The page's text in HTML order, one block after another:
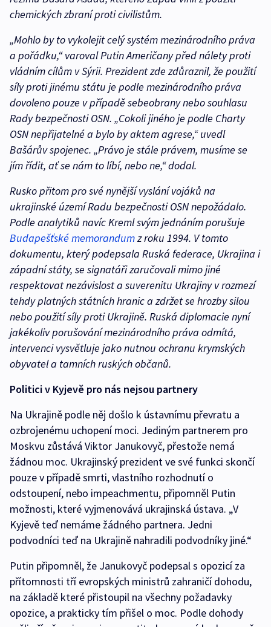
chemických zbraní proti civilistům.
„Mohlo by to vykolejit celý systém mezinárodního práva
a pořádku,“ varoval Putin Američany před nálety proti
vládním cílům v Sýrii. Prezident zde zdůraznil, že použití
síly proti jinému státu je podle mezinárodního práva
dovoleno pouze v případě sebeobrany nebo souhlasu
Rady bezpečnosti OSN. „Cokoli jiného je podle Charty
OSN nepřijatelné a bylo by aktem agrese,“ uvedl
Bašárův spojenec. „Právo je stále právem, musíme se
jím řídit, ať se nám to líbí, nebo ne,“ dodal.
Rusko přitom pro své nynější vyslání vojáků na
ukrajinské území Radu bezpečnosti OSN nepožádalo.
Podle analytiků navíc Kreml svým jednáním porušuje
Budapešťské memorandumz roku 1994. V tomto
dokumentu, který podepsala Ruská federace, Ukrajina i
západní státy, se signatáři zaručovali mimo jiné
respektovat nezávislost a suverenitu Ukrajiny v rozmezí
tehdy platných státních hranic a zdržet se hrozby silou
nebo použití síly proti Ukrajině. Ruská diplomacie nyní
jakékoliv porušování mezinárodního práva odmítá,
intervenci vysvětluje jako nutnou ochranu krymských
obyvatel a tamních ruských občanů.
Politici v Kyjevě pro nás nejsou partnery
Na Ukrajině podle něj došlo k ústavnímu převratu a
ozbrojenému uchopení moci. Jediným partnerem pro
Moskvu zůstává Viktor Janukovyč, přestože nemá
žádnou moc. Ukrajinský prezident ve své funkci skončí
pouze v případě smrti, vlastního rozhodnutí o
odstoupení, nebo impeachmentu, připomněl Putin
možnosti, které vyjmenovává ukrajinská ústava. „V
Kyjevě teď nemáme žádného partnera. Jedni
podvodníci teď na Ukrajině nahradili podvodníky jiné.“
Putin připomněl, že Janukovyč podepsal s opozicí za
přítomnosti tří evropských ministrů zahraničí dohodu,
na základě které přistoupil na všechny požadavky
opozice, a prakticky tím přišel o moc. Podle dohody